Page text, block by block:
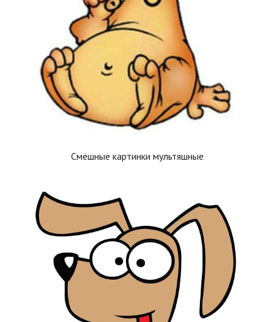
Смешные картинки мультяшные